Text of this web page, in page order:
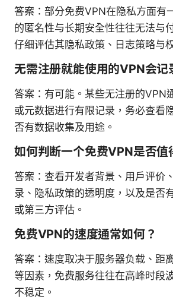
答案：部分免费VPN在隐私方面有
的匿名性与长期安全性往往无法与
仔细评估其隐私政策、日志策略与
无需注册就能使用的VPN会记
答案：有可能。某些无注册的VPN
或元数据进行有限记录，务必查看
否有数据收集及用途。
如何判断一个免费VPN是否值
答案：查看开发者背景、用户评价
录、隐私政策的透明度，以及是否
或第三方评估。
免费VPN的速度通常如何？
答案：速度取决于服务器负载、距
等因素，免费服务往往在高峰时段
不稳定。